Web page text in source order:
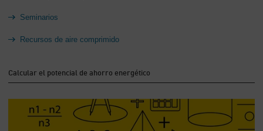
Seminarios
Recursos de aire comprimido
Calcular el potencial de ahorro energético